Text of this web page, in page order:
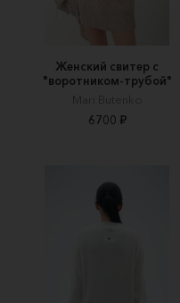
Женский свитер с
"воротником-трубой"
Mari Butenko
6700 ₽